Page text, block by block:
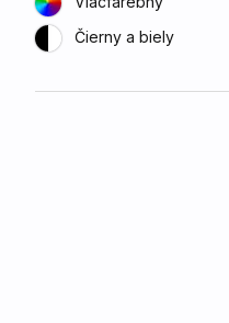
Čierny a biely